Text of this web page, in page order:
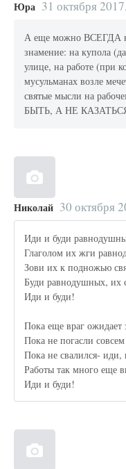
Юра 31 октября
А еще можно ВСЕГДА
знамение: на купола
улице, на работе (при
мусульманах возле
святые мысли на
БЫТЬ, А НЕ
Николай 30 октября
Иди и буди
Глаголом их жги
Зови их к подножью
Буди равнодушных, их
Иди и буди!
Пока еще враг ожидает
Пока не погасли
Пока не свалился- иди,
Работы так много еще
Иди и буди!